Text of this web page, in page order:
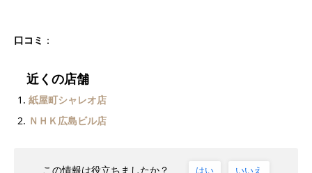
口コミ ：
近くの店舗
紙屋町シャレオ店
ＮＨＫ広島ビル店
この情報は役立ちましたか？